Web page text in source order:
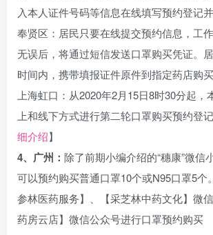
入本人证件号码等信息在线填写预约登记并
奉贤区：居民只要在线提交预约信息，工
无误后，将通过短信发送口罩购买凭证。
时间内，携带填报证件原件到指定药店购买
上海虹口：从2020年2月15日8时30分起，
上和线下方式进行第二轮口罩购买预约登
细介绍】
4、广州： 除了前期小编介绍的“穗康”微信
可以预约购买普通口罩10个或N95口罩5个
参林医药服务】、【采芝林中药文化】微
药房云店】微信公众号进行口罩预约购买